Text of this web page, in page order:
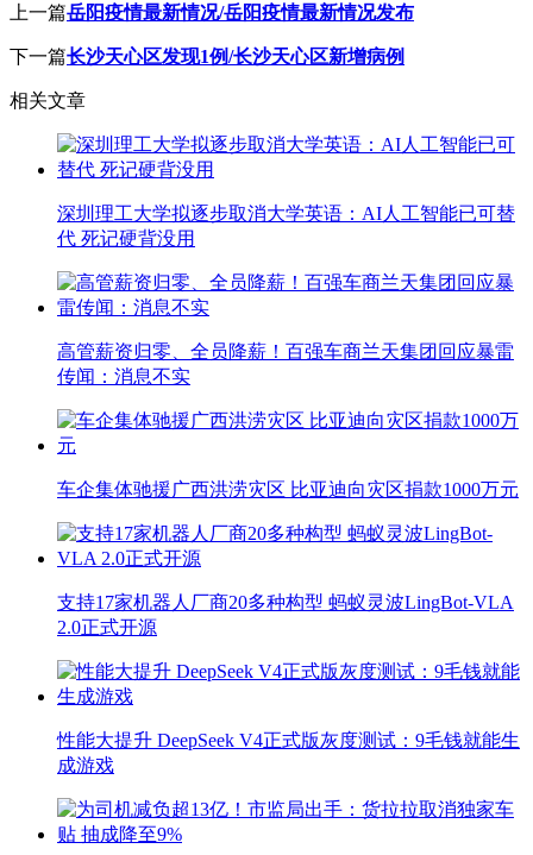
上一篇岳阳疫情最新情况/岳阳疫情最新情况发布
下一篇长沙天心区发现1例/长沙天心区新增病例
相关文章
深圳理工大学拟逐步取消大学英语：AI人工智能已可替
代 死记硬背没用
高管薪资归零、全员降薪！百强车商兰天集团回应暴雷
传闻：消息不实
车企集体驰援广西洪涝灾区 比亚迪向灾区捐款1000万元
支持17家机器人厂商20多种构型 蚂蚁灵波LingBot-VLA
2.0正式开源
性能大提升 DeepSeek V4正式版灰度测试：9毛钱就能生
成游戏